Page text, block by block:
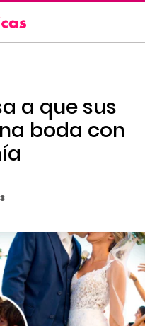
a que sus
boda con